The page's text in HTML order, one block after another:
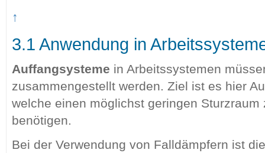
↑
3.1 Anwendung in
Auffangsysteme in Arbeitssystemen
zusammengestellt werden. Ziel ist es hier
welche einen möglichst geringen
benötigen.
Bei der Verwendung von Falldämpfern ist